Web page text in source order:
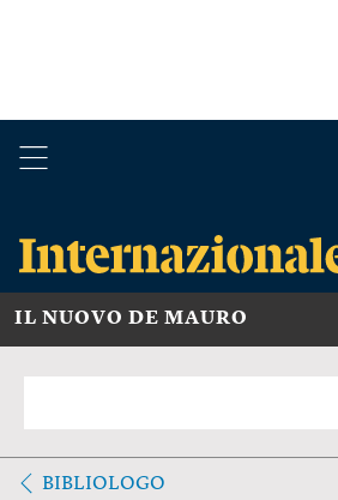
IL NUOVO DE MAURO
BIBLIOLOGO